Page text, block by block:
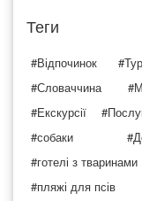
Теги
#Відпочинок
#Словаччина
#Екскурсії
#собаки
#готелі з тваринами
#пляжі для псів